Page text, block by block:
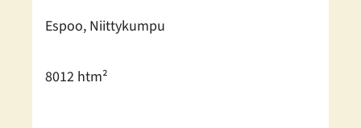
Espoo, Niittykumpu
8012 htm²